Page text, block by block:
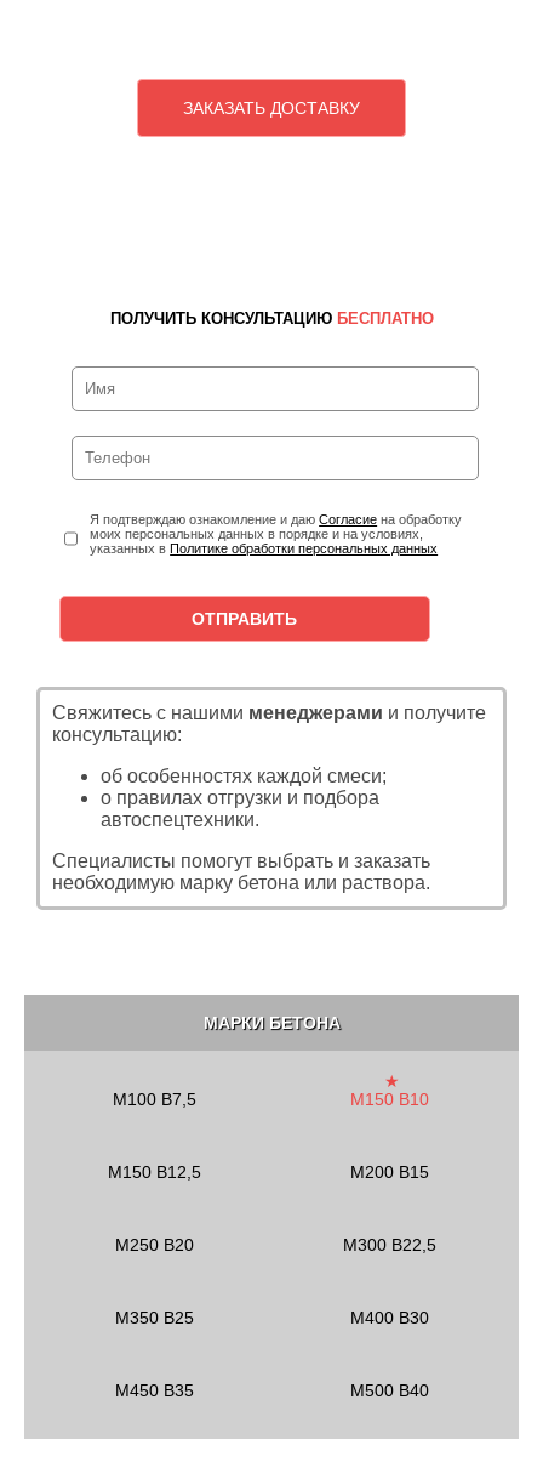
ЗАКАЗАТЬ ДОСТАВКУ
ПОЛУЧИТЬ КОНСУЛЬТАЦИЮ БЕСПЛАТНО
Я подтверждаю ознакомление и даюСогласие на обработку
моих персональных данных в порядке и на условиях,
указанных вПолитике обработки персональных данных
Свяжитесь с нашими менеджерами и получите
консультацию:
об особенностях каждой смеси;
о правилах отгрузки и подбора
автоспецтехники.
Специалисты помогут выбрать и заказать
необходимую марку бетона или раствора.
МАРКИ БЕТОНА
M100 B7,5 M150 B10
M150 B12,5 M200 B15
М250 В20 М300 В22,5
М350 В25 M400 B30
M450 B35 M500 B40